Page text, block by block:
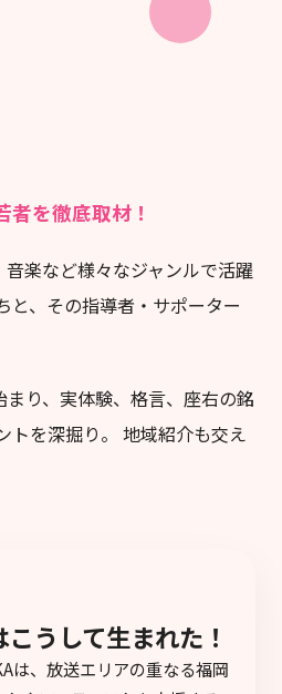
を徹底取材！
楽など様々なジャンルで活躍
と、その指導者・サポーター
り、実体験、格言、座右の銘
トを深掘り。 地域紹介も交え
うして生まれた！
は、放送エリアの重なる福岡